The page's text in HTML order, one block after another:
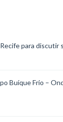
para discutir
Buíque Frio –